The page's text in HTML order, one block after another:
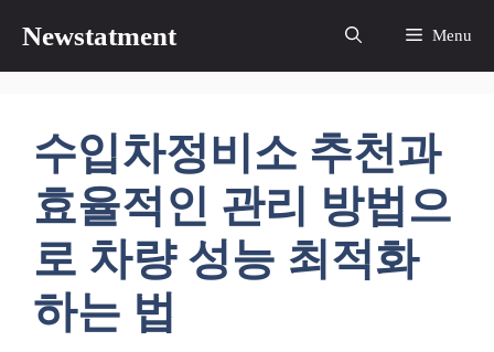
츠
Newstatment Menu
수입차정비소 추천과
효율적인 관리 방법으
로 차량 성능 최적화
하는 법